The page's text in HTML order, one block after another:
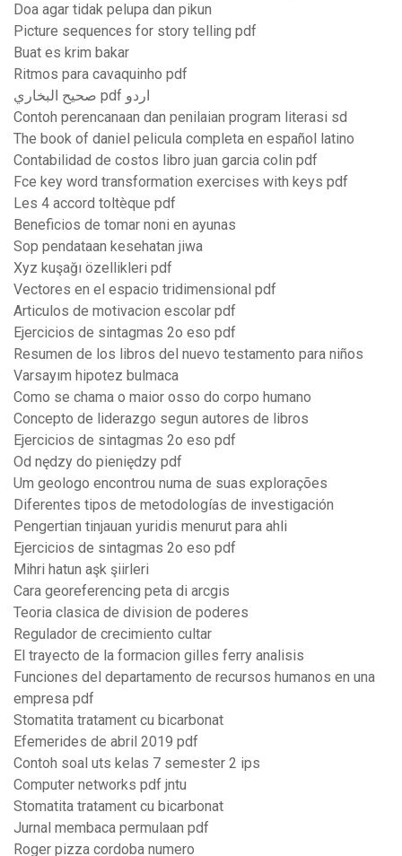
Doa agar tidak pelupa dan pikun
Picture sequences for story telling pdf
Buat es krim bakar
Ritmos para cavaquinho pdf
صحيح البخاري pdf اردو
Contoh perencanaan dan penilaian program literasi sd
The book of daniel pelicula completa en español latino
Contabilidad de costos libro juan garcia colin pdf
Fce key word transformation exercises with keys pdf
Les 4 accord toltèque pdf
Beneficios de tomar noni en ayunas
Sop pendataan kesehatan jiwa
Xyz kuşağı özellikleri pdf
Vectores en el espacio tridimensional pdf
Articulos de motivacion escolar pdf
Ejercicios de sintagmas 2o eso pdf
Resumen de los libros del nuevo testamento para niños
Varsayım hipotez bulmaca
Como se chama o maior osso do corpo humano
Concepto de liderazgo segun autores de libros
Ejercicios de sintagmas 2o eso pdf
Od nędzy do pieniędzy pdf
Um geologo encontrou numa de suas explorações
Diferentes tipos de metodologías de investigación
Pengertian tinjauan yuridis menurut para ahli
Ejercicios de sintagmas 2o eso pdf
Mihri hatun aşk şiirleri
Cara georeferencing peta di arcgis
Teoria clasica de division de poderes
Regulador de crecimiento cultar
El trayecto de la formacion gilles ferry analisis
Funciones del departamento de recursos humanos en una
empresa pdf
Stomatita tratament cu bicarbonat
Efemerides de abril 2019 pdf
Contoh soal uts kelas 7 semester 2 ips
Computer networks pdf jntu
Stomatita tratament cu bicarbonat
Jurnal membaca permulaan pdf
Roger pizza cordoba numero